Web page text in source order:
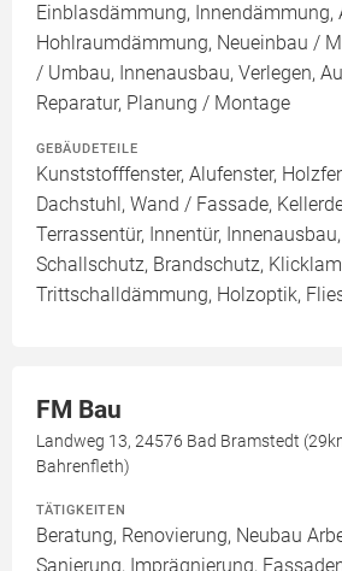
Einblasdämmung, Innendämmung,
Hohlraumdämmung, Neueinbau /
/ Umbau, Innenausbau, Verlegen,
Reparatur, Planung / Montage
GEBÄUDETEILE
Kunststofffenster, Alufenster,
Dachstuhl, Wand / Fassade,
Terrassentür, Innentür,
Schallschutz, Brandschutz,
Trittschalldämmung, Holzoptik,
FM Bau
Landweg 13, 24576 Bad Bramstedt
Bahrenfleth)
TÄTIGKEITEN
Beratung, Renovierung, Neubau
Sanierung, Imprägnierung,